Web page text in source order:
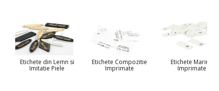
Etichete din Lemn si
Imitatie Piele
Etichete Compozitie
Imprimate
Etichete Marimi
Imprimate